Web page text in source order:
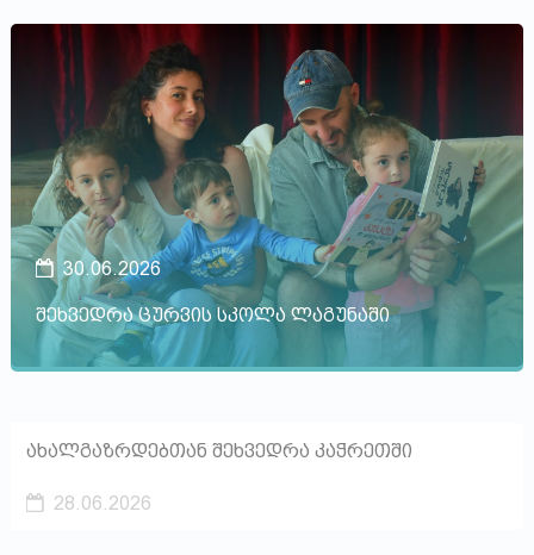
30.06.2026
შეხვედრა ცურვის სკოლა ლაგუნაში
ახალგაზრდებთან შეხვედრა კაჭრეთში
28.06.2026